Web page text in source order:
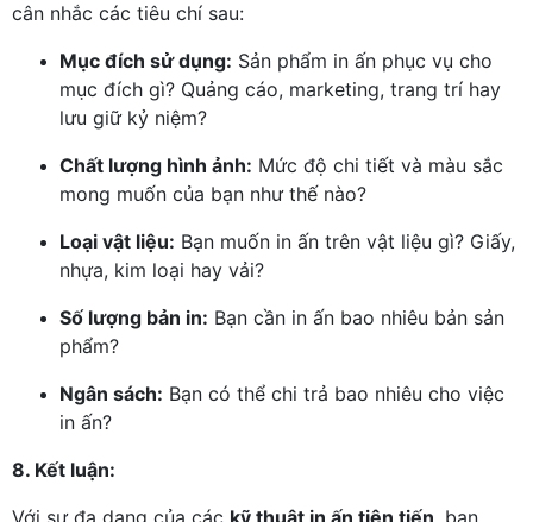
cân nhắc các tiêu chí sau:
Mục đích sử dụng: Sản phẩm in ấn phục vụ cho
mục đích gì? Quảng cáo, marketing, trang trí hay
lưu giữ kỷ niệm?
Chất lượng hình ảnh: Mức độ chi tiết và màu sắc
mong muốn của bạn như thế nào?
Loại vật liệu: Bạn muốn in ấn trên vật liệu gì? Giấy,
nhựa, kim loại hay vải?
Số lượng bản in: Bạn cần in ấn bao nhiêu bản sản
phẩm?
Ngân sách: Bạn có thể chi trả bao nhiêu cho việc
in ấn?
8. Kết luận:
Với sự đa dạng của các kỹ thuật in ấn tiên tiến , bạn